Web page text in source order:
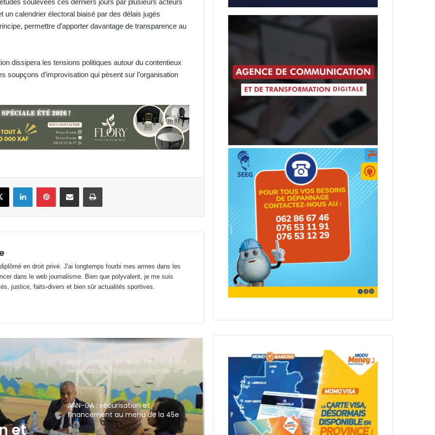
un calendrier électoral biaisé par des délais jugés
permettre d’apporter davantage de transparence au
dissipera les tensions politiques autour du contentieux
soupçons d’improvisation qui pèsent sur l’organisation
X LinkedinPinterestPartager par email Imprimer
en droit privé. J'ai longtemps fourbi mes armes dans les
dans le web journalisme. Bien que polyvalent, je me suis
justice, faits-divers et bien sûr actualités sportives.
peut-il rendre réticents les
binationaux ?
Gabon : déjà plus de 12 443 décès
enregistrés depuis janvier 2026 !
Fondation Horizons Nouveaux : la
salle Snoezelen, une oasis pour les
enfants
Gabon : Wilfried Okoumba placé
Opta Analyst : la 1ère division
gabonaise au même niveau que la
D4 française
AAN-GA : sécurisation et
financement au menu de la 45e
session
Prix de l’essence : Gabon, 2e pays
avec le litre de super le plus
abordable en Zone FCFA !